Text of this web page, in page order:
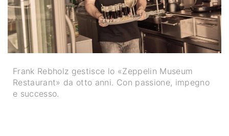
Frank Rebholz gestisce lo «Zeppelin Museum
Restaurant» da otto anni. Con passione, impegno
e successo.